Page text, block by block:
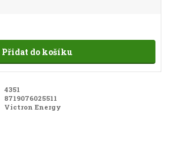
Přidat do košíku
4351
8719076025511
Victron Energy